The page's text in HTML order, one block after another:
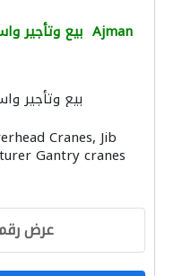
بيع وتأجير Ajman
بيع وتأجير
بيع وتأجير
Cranes, Jib
Gantry cranes
عرض